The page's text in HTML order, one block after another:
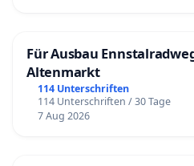
Manuel Eichmann,
Hildisrieden / Rigi Kaltbad
Hanspeter Fischer,
Konrad Fischer, Hotelier
Für Ausbau
Altenmarkt
114 Unterschriften
114 Unterschriften / 30 Tage
7 Aug 2026